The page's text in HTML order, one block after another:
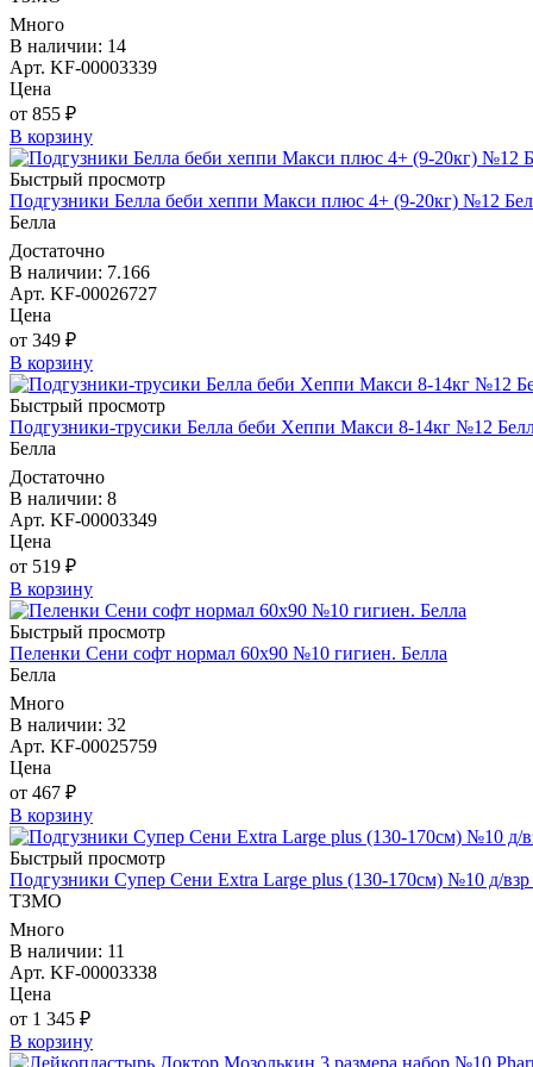
Много
В наличии: 14
Арт. KF-00003339
Цена
от 855 ₽
В корзину
Быстрый просмотр
Подгузники Белла беби хеппи Макси плюс 4+ (9-20кг) №12
Белла
Достаточно
В наличии: 7.166
Арт. KF-00026727
Цена
от 349 ₽
В корзину
Быстрый просмотр
Подгузники-трусики Белла беби Хеппи Макси 8-14кг №12
Белла
Достаточно
В наличии: 8
Арт. KF-00003349
Цена
от 519 ₽
В корзину
Быстрый просмотр
Пеленки Сени софт нормал 60х90 №10 гигиен. Белла
Белла
Много
В наличии: 32
Арт. KF-00025759
Цена
от 467 ₽
В корзину
Быстрый просмотр
Подгузники Супер Сени Extra Large plus (130-170см) №10 д/
ТЗМО
Много
В наличии: 11
Арт. KF-00003338
Цена
от 1 345 ₽
В корзину